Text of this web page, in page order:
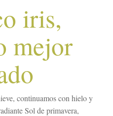
iris,
mejor
continuamos con hielo y
Sol de primavera,